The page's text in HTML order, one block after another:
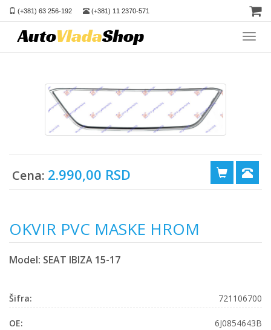
(+381) 63 256-192 (+381) 11 2370-571
Cena: 2.990,00 RSD
OKVIR PVC MASKE HROM
Model: SEAT IBIZA 15-17
Šifra: 721106700
OE: 6J0854643B